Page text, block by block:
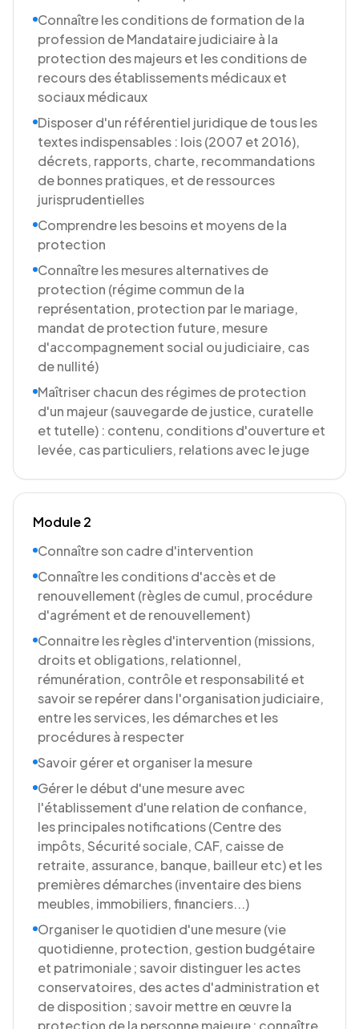
Connaître les conditions de formation de la
profession de Mandataire judiciaire à la
protection des majeurs et les conditions de
recours des établissements médicaux et
sociaux médicaux
Disposer d'un référentiel juridique de tous les
textes indispensables : lois (2007 et 2016),
décrets, rapports, charte, recommandations
de bonnes pratiques, et de ressources
jurisprudentielles
Comprendre les besoins et moyens de la
protection
Connaître les mesures alternatives de
protection (régime commun de la
représentation, protection par le mariage,
mandat de protection future, mesure
d'accompagnement social ou judiciaire, cas
de nullité)
Maîtriser chacun des régimes de protection
d'un majeur (sauvegarde de justice, curatelle
et tutelle) : contenu, conditions d'ouverture et
levée, cas particuliers, relations avec le juge
Module 2
Connaître son cadre d'intervention
Connaître les conditions d'accès et de
renouvellement (règles de cumul, procédure
d'agrément et de renouvellement)
Connaitre les règles d'intervention (missions,
droits et obligations, relationnel,
rémunération, contrôle et responsabilité et
savoir se repérer dans l'organisation judiciaire,
entre les services, les démarches et les
procédures à respecter
Savoir gérer et organiser la mesure
Gérer le début d'une mesure avec
l'établissement d'une relation de confiance,
les principales notifications (Centre des
impôts, Sécurité sociale, CAF, caisse de
retraite, assurance, banque, bailleur etc) et les
premières démarches (inventaire des biens
meubles, immobiliers, financiers...)
Organiser le quotidien d'une mesure (vie
quotidienne, protection, gestion budgétaire
et patrimoniale ; savoir distinguer les actes
conservatoires, des actes d'administration et
de disposition ; savoir mettre en œuvre la
protection de la personne majeure ; connaître